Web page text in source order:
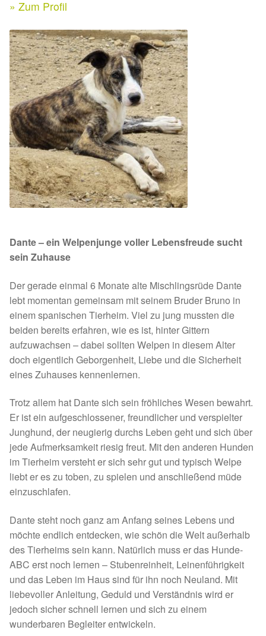
Aktuelle Spenden 2026
Ihre/Eure Spenden – Januar bis Juni 2026
Spenden 2025
Juli bis Dezember 2025
Januar bis Juni 2025
Spenden 2024
Januar bis Juni 2024
Spenden 2023
Juli bis Dezember 2023
Januar bis Juni 2023
Spenden 2022
Juli bis Dezember 2022
Januar bis Juni 2022
Spenden 2021
Fördermitgliedschaft
Tierschutz
Auslandstierschutz
Schutzgebühr
Kontakt & Rechtliches
Facebook
Instagram
» Zum Profil
Dante – ein Welpenjunge voller Lebensfreude sucht
sein Zuhause
Der gerade einmal 6 Monate alte Mischlingsrüde Dante
lebt momentan gemeinsam mit seinem Bruder Bruno in
einem spanischen Tierheim. Viel zu jung mussten die
beiden bereits erfahren, wie es ist, hinter Gittern
aufzuwachsen – dabei sollten Welpen in diesem Alter
doch eigentlich Geborgenheit, Liebe und die Sicherheit
eines Zuhauses kennenlernen.
Trotz allem hat Dante sich sein fröhliches Wesen bewahrt.
Er ist ein aufgeschlossener, freundlicher und verspielter
Junghund, der neugierig durchs Leben geht und sich über
jede Aufmerksamkeit riesig freut. Mit den anderen Hunden
im Tierheim versteht er sich sehr gut und typisch Welpe
liebt er es zu toben, zu spielen und anschließend müde
einzuschlafen.
Dante steht noch ganz am Anfang seines Lebens und
möchte endlich entdecken, wie schön die Welt außerhalb
des Tierheims sein kann. Natürlich muss er das Hunde-
ABC erst noch lernen – Stubenreinheit, Leinenführigkeit
und das Leben im Haus sind für ihn noch Neuland. Mit
liebevoller Anleitung, Geduld und Verständnis wird er
jedoch sicher schnell lernen und sich zu einem
wunderbaren Begleiter entwickeln.